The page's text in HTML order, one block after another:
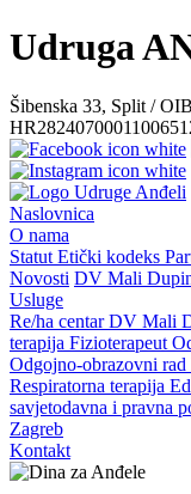
Udruga
Šibenska 33, Split /
Naslovnica
O nama
Statut Etički kodeks
Novosti DV Mali
Usluge
Re/ha centarDV Mali
terapija Fizioterapeut
Odgojno-obrazovni rad
Respiratorna terapija
savjetodavna i pravna
Zagreb
Kontakt